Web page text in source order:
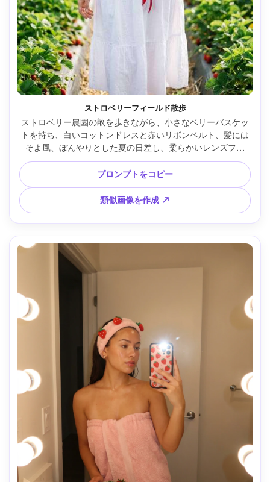
ストロベリーフィールド散歩
ストロベリー農園の畝を歩きながら、小さなベリーバスケッ
トを持ち、白いコットンドレスと赤いリボンベルト、髪には
そよ風、ぼんやりとした夏の日差し、柔らかいレンズフレ
ア、Nikon Z8 85mm f/1.8、低いアングルで夢見心地な奥行
き、ビビッドなグリーンとレッド、ウルトラリアルなディテ
ール、雑誌品質のカラーグレーディング --ar 4:5
プロンプトをコピー
類似画像を作成 ↗